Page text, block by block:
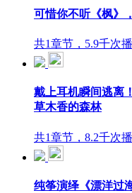
可惜你不听《枫》
共1章节，5.9千次
戴上耳机瞬间逃离
草木香的森林
共1章节，8.2千次
纯筝演绎《漂洋过